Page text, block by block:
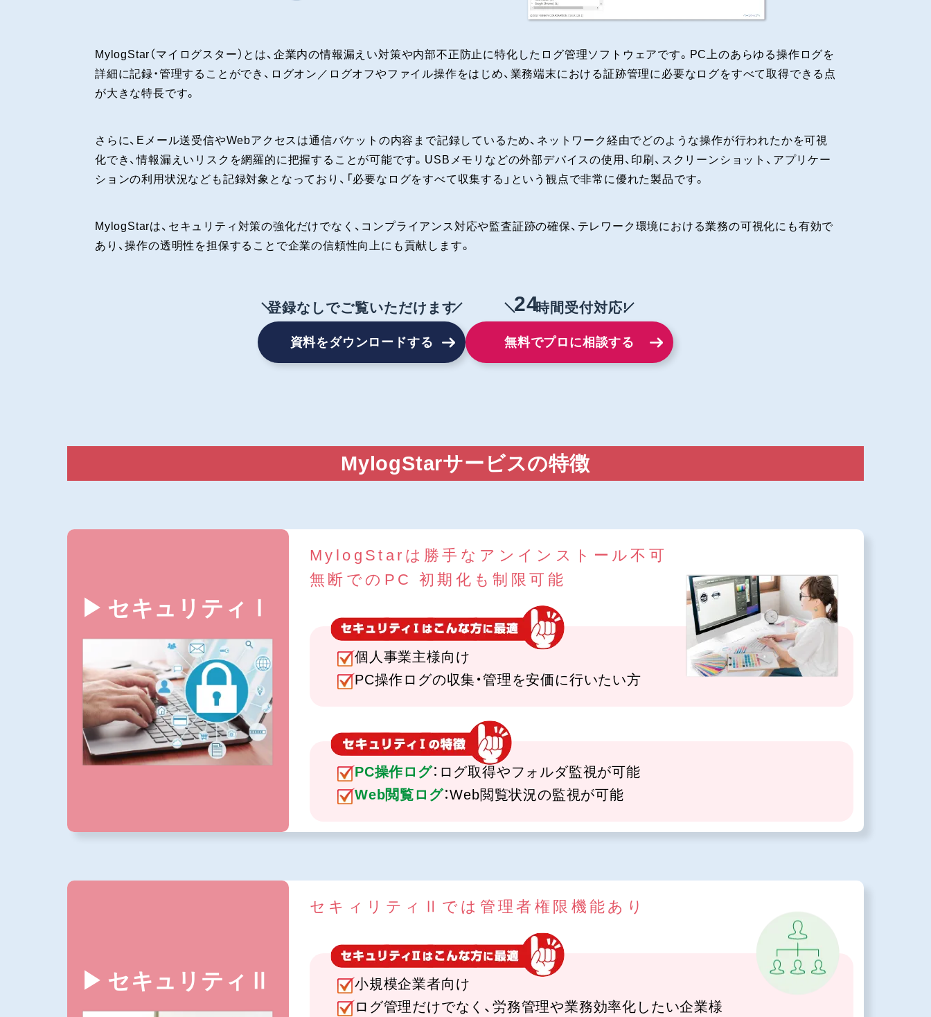
MylogStar（マイログスター）とは、企業内の情報漏えい対策や内部不正防止に特化したログ管理ソフトウェアです。PC上のあらゆる操作ログを
詳細に記録・管理することができ、ログオン／ログオフやファイル操作をはじめ、業務端末における証跡管理に必要なログをすべて取得できる点
が大きな特長です。
さらに、Eメール送受信やWebアクセスは通信バケットの内容まで記録しているため、ネットワーク経由でどのような操作が行われたかを可視
化でき、情報漏えいリスクを網羅的に把握することが可能です。USBメモリなどの外部デバイスの使用、印刷、スクリーンショット、アプリケー
ションの利用状況なども記録対象となっており、「必要なログをすべて収集する」という観点で非常に優れた製品です。
MylogStarは、セキュリティ対策の強化だけでなく、コンプライアンス対応や監査証跡の確保、テレワーク環境における業務の可視化にも有効で
あり、操作の透明性を担保することで企業の信頼性向上にも貢献します。
登録なしでご覧いただけます
資料をダウンロードする
24時間受付対応!
無料でプロに相談する
MylogStarサービスの特徴
セキュリティⅠ
MylogStarは勝手なアンインストール不可
無断でのPC 初期化も制限可能
個人事業主様向け
PC操作ログの収集・管理を安価に行いたい方
PC操作ログ：ログ取得やフォルダ監視が可能
Web閲覧ログ：Web閲覧状況の監視が可能
セキュリティⅡ
セキィリティⅡでは管理者権限機能あり
小規模企業者向け
ログ管理だけでなく、労務管理や業務効率化したい企業様